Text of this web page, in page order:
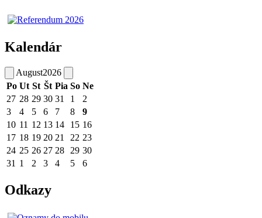
Kalendár
August2026
Po Ut St Št Pia So Ne
27 28 29 30 31 1
2
3
4 5 6 7 8
9
10 11 12 13 14 15 16
17 18 19 20 21 22 23
24 25 26 27 28 29 30
31 1 2 3 4 5 6
Odkazy